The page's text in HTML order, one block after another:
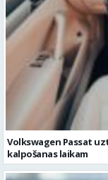
Volkswagen Passat
kalpošanas laikam